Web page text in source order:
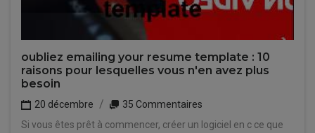
oubliez emailing your resume template : 10
raisons pour lesquelles vous n'en avez plus
besoin
20 décembre
35 Commentaires
Si vous êtes prêt à commencer, créer un logiciel en c ce que